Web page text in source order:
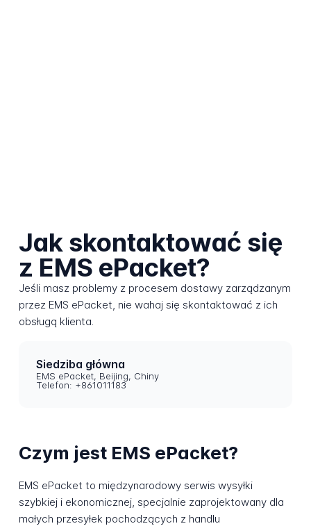
Jak skontaktować się
z EMS ePacket?
Jeśli masz problemy z procesem dostawy zarządzanym
przez EMS ePacket, nie wahaj się skontaktować z ich
obsługą klienta.
Siedziba główna
EMS ePacket, Beijing, Chiny
Telefon: +861011183
Czym jest EMS ePacket?
EMS ePacket to międzynarodowy serwis wysyłki
szybkiej i ekonomicznej, specjalnie zaprojektowany dla
małych przesyłek pochodzących z handlu